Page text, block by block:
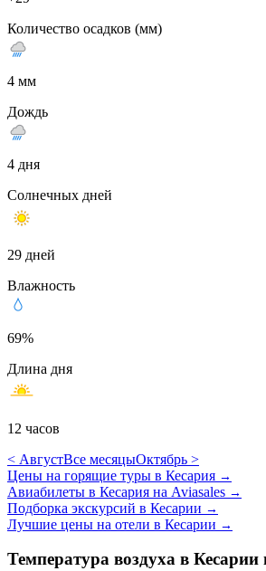
Количество осадков (мм)
4 мм
Дождь
4 дня
Солнечных дней
29 дней
Влажность
69%
Длина дня
12 часов
< АвгустВсе месяцыОктябрь >
Цены на горящие туры в Кесария →
Авиабилеты в Кесария на Aviasales →
Подборка экскурсий в Кесарии →
Лучшие цены на отели в Кесарии →
Температура воздуха в Кесарии